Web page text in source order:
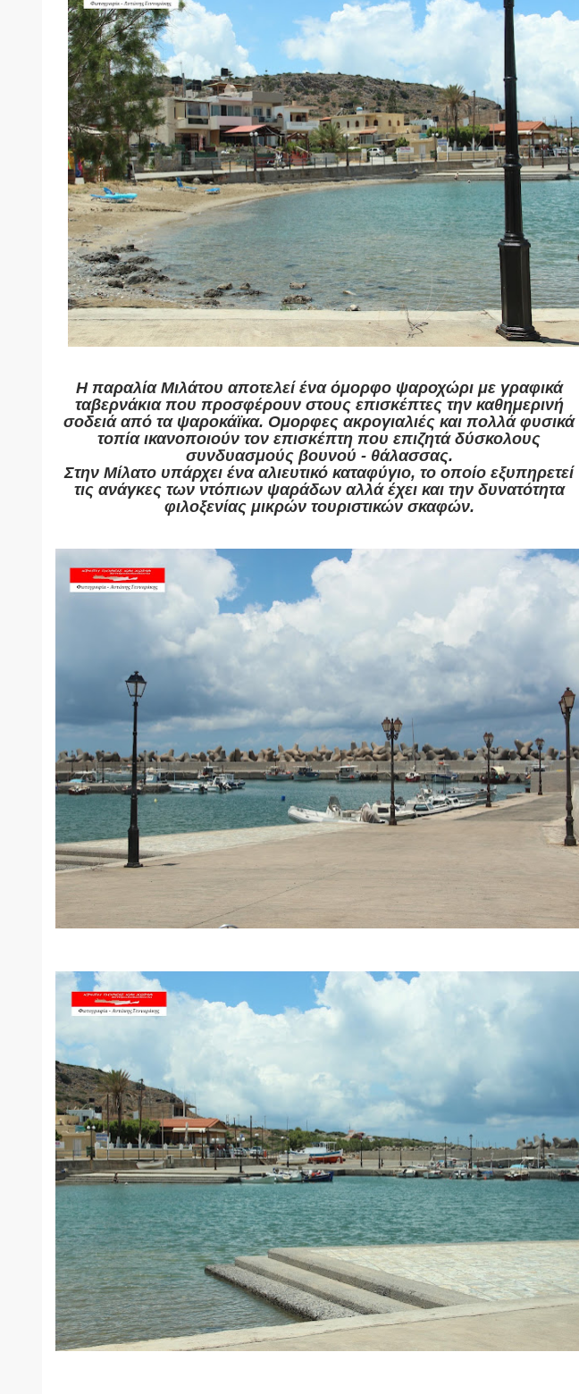
Η παραλία Μιλάτου αποτελεί ένα όμορφο ψαροχώρι με γραφικά
ταβερνάκια που προσφέρουν στους επισκέπτες την καθημερινή
σοδειά από τα ψαροκάϊκα. Ομορφες ακρογιαλιές και πολλά φυσικά
τοπία ικανοποιούν τον επισκέπτη που επιζητά δύσκολους
συνδυασμούς βουνού - θάλασσας.
Στην Μίλατο υπάρχει ένα αλιευτικό καταφύγιο, το οποίο εξυπηρετεί
τις ανάγκες των ντόπιων ψαράδων αλλά έχει και την δυνατότητα
φιλοξενίας μικρών τουριστικών σκαφών.